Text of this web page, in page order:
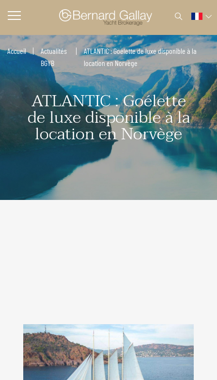
Accueil
Actualités
BGYB
ATLANTIC : Goélette de luxe disponible à la
location en Norvège
ATLANTIC : Goélette
de luxe disponible à la
location en Norvège